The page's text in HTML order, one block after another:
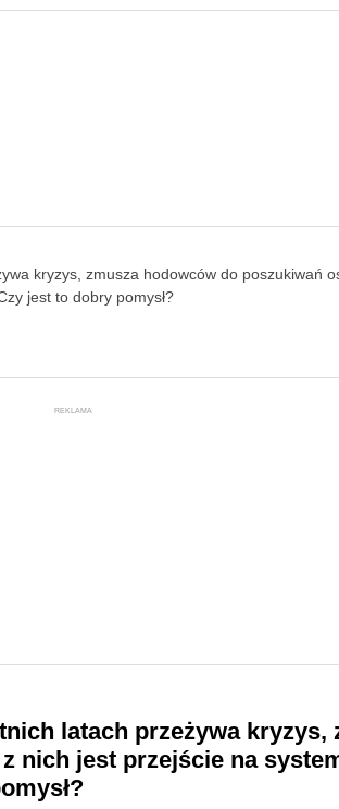
kryzys, zmusza hodowców do poszukiwań
jest to dobry pomysł?
REKLAMA
latach przeżywa kryzys,
nich jest przejście na